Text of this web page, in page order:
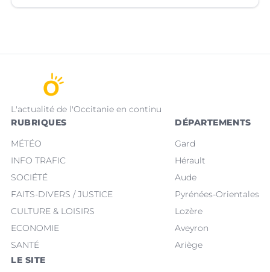
(Hérault).
L'actualité de l'Occitanie en continu
RUBRIQUES
MÉTÉO
INFO TRAFIC
SOCIÉTÉ
FAITS-DIVERS / JUSTICE
CULTURE & LOISIRS
ECONOMIE
SANTÉ
DÉPARTEMENTS
Gard
Hérault
Aude
Pyrénées-Orientales
Lozère
Aveyron
Ariège
LE SITE